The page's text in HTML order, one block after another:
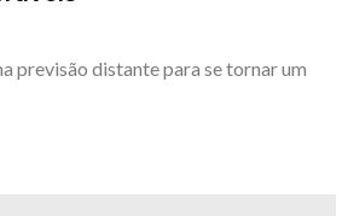
previsão distante para se tornar um